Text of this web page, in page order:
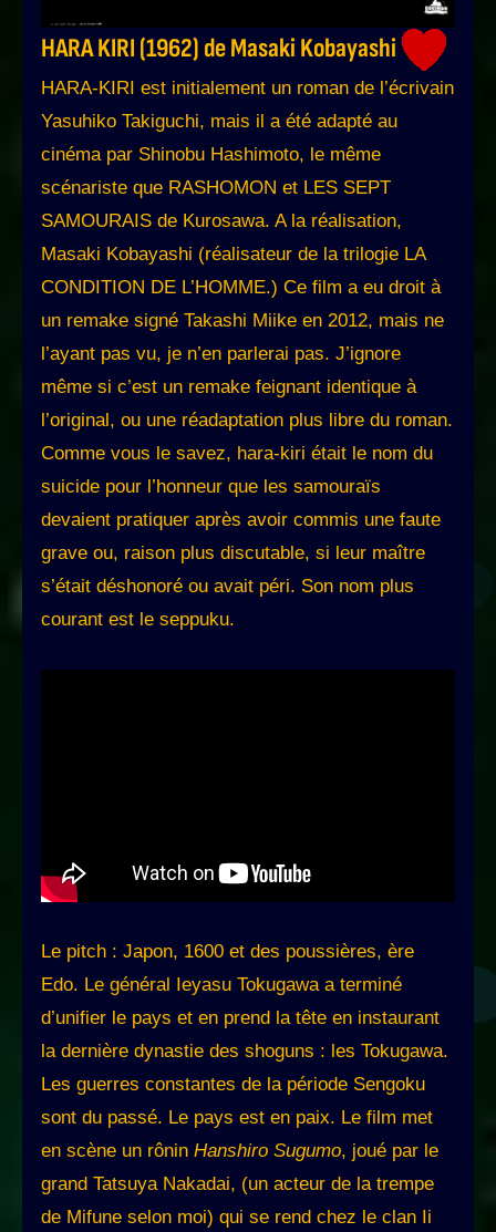
HARA KIRI (1962) de Masaki Kobayashi
HARA-KIRI est initialement un roman de l’écrivain
Yasuhiko Takiguchi, mais il a été adapté au
cinéma par Shinobu Hashimoto, le même
scénariste que RASHOMON et LES SEPT
SAMOURAIS de Kurosawa. A la réalisation,
Masaki Kobayashi (réalisateur de la trilogie LA
CONDITION DE L’HOMME.) Ce film a eu droit à
un remake signé Takashi Miike en 2012, mais ne
l’ayant pas vu, je n’en parlerai pas. J’ignore
même si c’est un remake feignant identique à
l’original, ou une réadaptation plus libre du roman.
Comme vous le savez, hara-kiri était le nom du
suicide pour l’honneur que les samouraïs
devaient pratiquer après avoir commis une faute
grave ou, raison plus discutable, si leur maître
s’était déshonoré ou avait péri. Son nom plus
courant est le seppuku.
Le pitch : Japon, 1600 et des poussières, ère
Edo. Le général Ieyasu Tokugawa a terminé
d’unifier le pays et en prend la tête en instaurant
la dernière dynastie des shoguns : les Tokugawa.
Les guerres constantes de la période Sengoku
sont du passé. Le pays est en paix. Le film met
en scène un rônin Hanshiro Sugumo, joué par le
grand Tatsuya Nakadai, (un acteur de la trempe
de Mifune selon moi) qui se rend chez le clan Ii